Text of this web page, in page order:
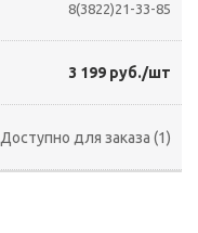
8(3822)21-33-85
3 199 руб./шт
Доступно для заказа (1)